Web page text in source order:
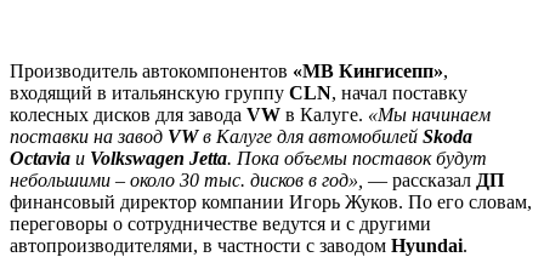
Производитель автокомпонентов «МВ Кингисепп»,
входящий в итальянскую группу CLN, начал поставку
колесных дисков для завода VW в Калуге. «Мы начинаем
поставки на завод VWв Калуге для автомобилей Skoda
Octavia и Volkswagen Jetta. Пока объемы поставок будут
небольшими – около 30 тыс. дисков в год», — рассказал ДП
финансовый директор компании Игорь Жуков. По его словам,
переговоры о сотрудничестве ведутся и с другими
автопроизводителями, в частности с заводом Hyundai.